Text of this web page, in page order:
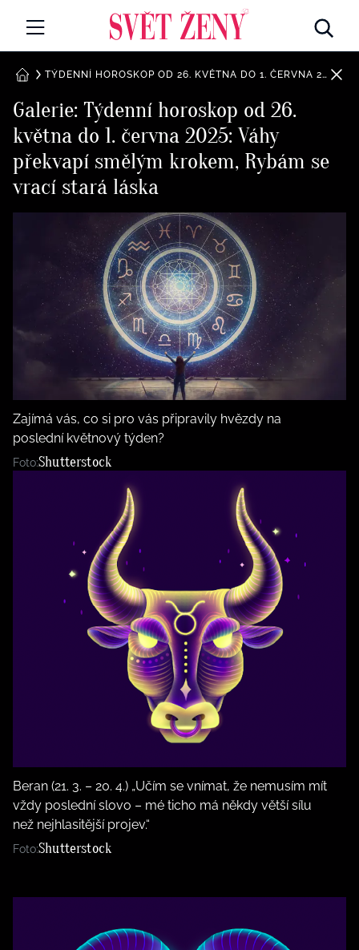
MÓDA A KRÁSA
CELEBRITY
Všechny kategorie
Rozhovory
RETROHUBKY
PSYCHOLOGIE
Všechny kategorie
Seberozvoj
Všechny kategorie
Životní styl
ZÁBAVA
Všechny kategorie
Testy a kvízy
Všechny kategorie
Rady a tipy
BurdaMedia
Extra
ROČNÍ PŘEDPLATNÉ SVĚT ŽENY +
DOMŮ TÝDENNÍ HOROSKOP OD 26. KVĚTNA DO 1. ČERVNA 2025: VÁHY PŘEKVAPÍ SMĚLÝM KROKEM, RYBÁM SE VRACÍ STARÁ LÁSKA
Galerie: Týdenní horoskop od 26.
května do 1. června 2025: Váhy
překvapí smělým krokem, Rybám se
vrací stará láska
Zajímá vás, co si pro vás připravily hvězdy na
poslední květnový týden?
Foto:Shutterstock
Beran (21. 3. – 20. 4.) „Učím se vnímat, že nemusím mít
vždy poslední slovo – mé ticho má někdy větší sílu
než nejhlasitější projev.“
Foto:Shutterstock